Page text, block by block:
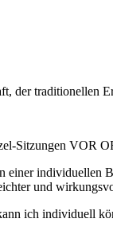
der traditionellen
Sitzungen VOR
und
ich individuell